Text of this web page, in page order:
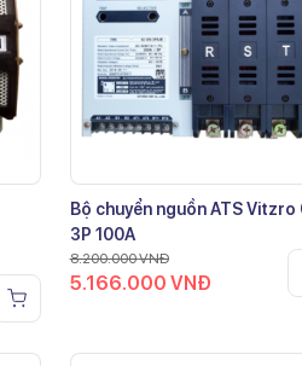
Bộ chuyển nguồn ATS Vitzro
3P 100A
8.200.000VNĐ
5.166.000 VNĐ